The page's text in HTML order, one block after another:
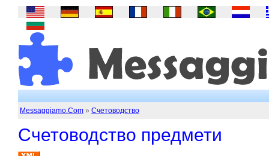
Messaggiamo.Com » Счетоводство
Счетоводство предмети